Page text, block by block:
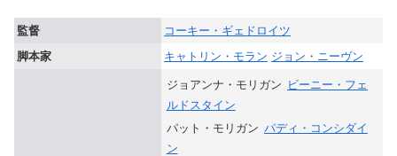
監督
コーキー・ギェドロイツ
脚本家
キャトリン・モラン ジョン・ニーヴン
ジョアンナ・モリガン ビーニー・フェ
ルドスタイン
パット・モリガン パディ・コンシダイ
ン